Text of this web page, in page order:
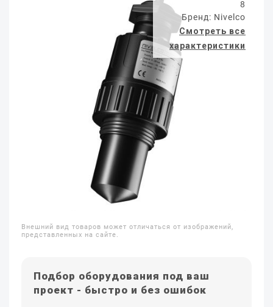
8
Бренд: Nivelco
Смотреть все
характеристики
Внешний вид товаров может отличаться от изображений,
представленных на сайте.
Подбор оборудования под ваш
проект - быстро и без ошибок